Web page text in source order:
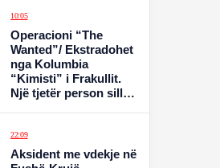
10:05
Operacioni “The
Wanted”/ Ekstradohet
nga Kolumbia
“Kimisti” i Frakullit.
Një tjetër person sillet
rënda penale (VIDEO)
22:09
Aksident me vdekje në